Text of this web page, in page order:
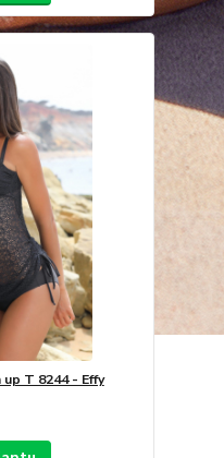
T 8244 - Effy